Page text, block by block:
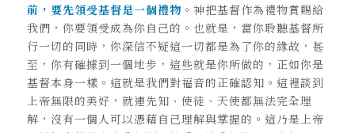
前，要先領受基督是一個禮物。神把基督作為禮物賞賜給
我們，你要領受成為你自己的。也就是，當你聆聽基督所
行一切的同時，你深信不疑這一切都是為了你的緣故，甚
至，你有確據到一個地步，這些就是你所做的，正如你是
基督本身一樣。這就是我們對福音的正確認知。這裡談到
上帝無限的美好，就連先知、使徒、天使都無法完全理
解，沒有一個人可以憑藉自己理解與掌握的。這乃是上帝